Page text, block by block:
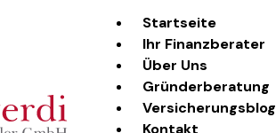
Startseite
Ihr Finanzberater
Über Uns
Gründerberatung
Versicherungsblog
Kontakt